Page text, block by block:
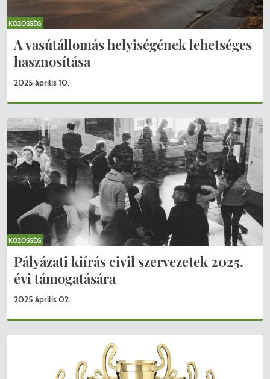
A vasútállomás helyiségének lehetséges
hasznosítása
2025 április 10.
KÖZÖSSÉG
Pályázati kiírás civil szervezetek 2025.
évi támogatására
2025 április 02.
KÖZÖSSÉG